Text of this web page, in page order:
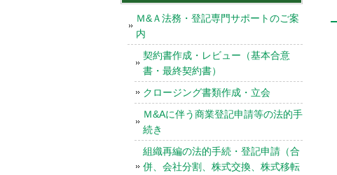
Ｍ&Ａ法務・登記専門サポートのご案
内
契約書作成・レビュー（基本合意
書・最終契約書）
クロージング書類作成・立会
Ｍ&Aに伴う商業登記申請等の法的手
続き
組織再編の法的手続・登記申請（合
併、会社分割、株式交換、株式移転